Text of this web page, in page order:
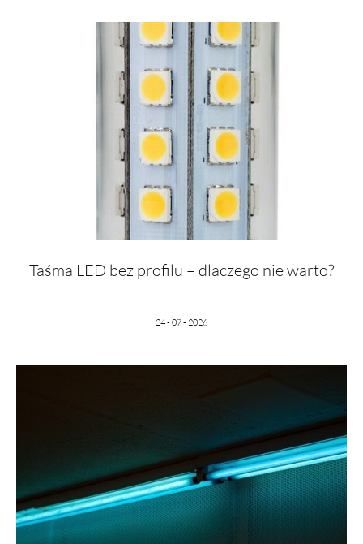
Taśma LED bez profilu – dlaczego nie warto?
24 - 07 - 2026